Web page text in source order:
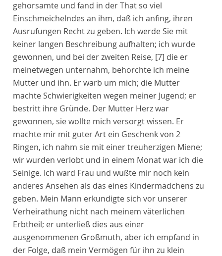
gehorsamte und fand in der That so viel
Einschmeichelndes an ihm, daß ich anfing, ihren
Ausrufungen Recht zu geben. Ich werde Sie mit
keiner langen Beschreibung aufhalten; ich wurde
gewonnen, und bei der zweiten Reise, [7] die er
meinetwegen unternahm, behorchte ich meine
Mutter und ihn. Er warb um mich; die Mutter
machte Schwierigkeiten wegen meiner Jugend; er
bestritt ihre Gründe. Der Mutter Herz war
gewonnen, sie wollte mich versorgt wissen. Er
machte mir mit guter Art ein Geschenk von 2
Ringen, ich nahm sie mit einer treuherzigen Miene;
wir wurden verlobt und in einem Monat war ich die
Seinige. Ich ward Frau und wußte mir noch kein
anderes Ansehen als das eines Kindermädchens zu
geben. Mein Mann erkundigte sich vor unserer
Verheirathung nicht nach meinem väterlichen
Erbtheil; er unterließ dies aus einer
ausgenommenen Großmuth, aber ich empfand in
der Folge, daß mein Vermögen für ihn zu klein